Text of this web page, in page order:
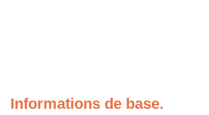
Informations de base.